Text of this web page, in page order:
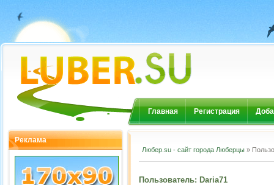
Главная Регистрация
Реклама
Любер.su - сайт города Люберцы »
Пользователь: Daria71